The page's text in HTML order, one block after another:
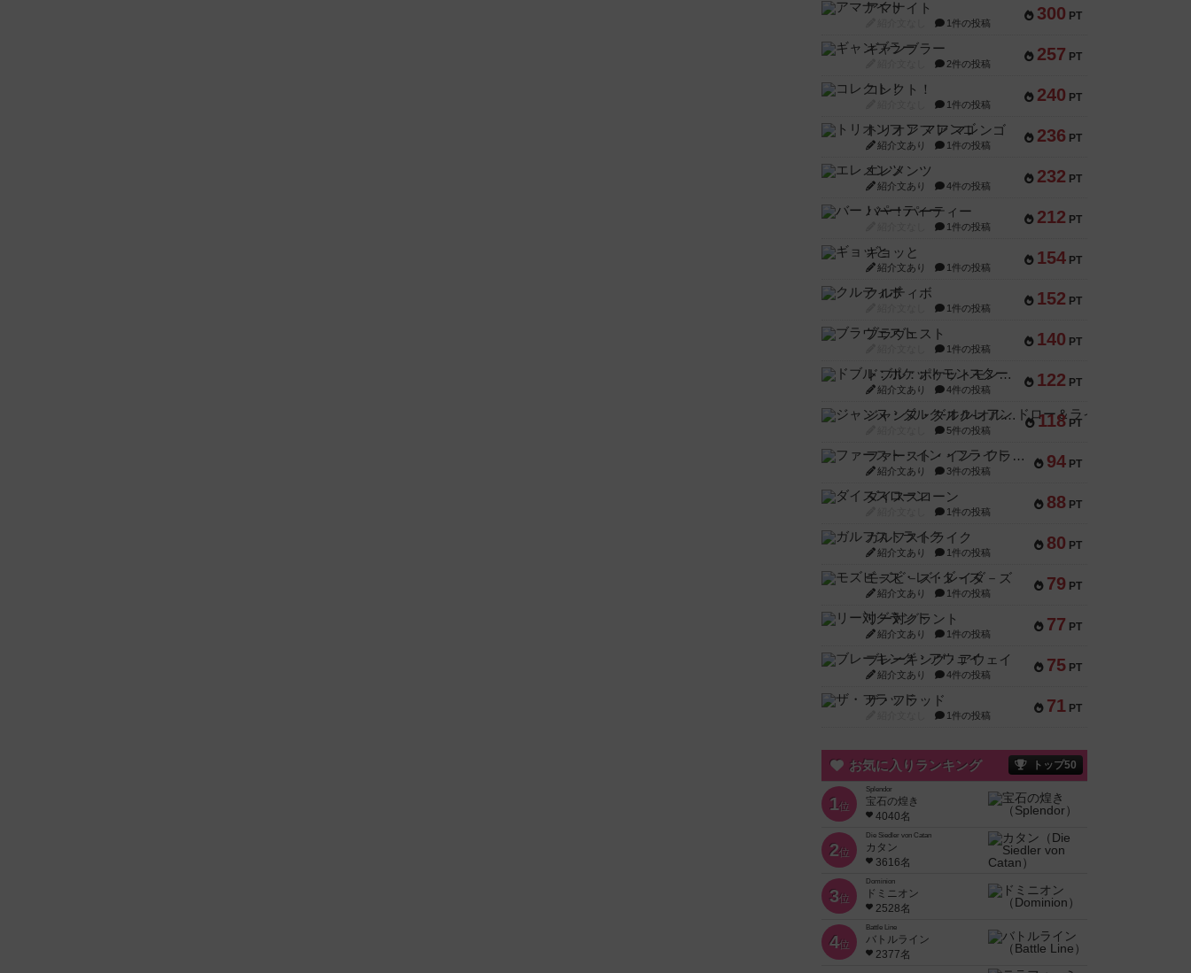
300 PT
アマナイト
1件の投稿
257 PT
ギャンブラー
2件の投稿
240 PT
コレクト！
1件の投稿
236 PT
トリオンフ ア マレンゴ
紹介文あり 1件の投稿
232 PT
エレメンツ
紹介文あり 4件の投稿
212 PT
バー！パーティー
1件の投稿
154 PT
ギョッと
紹介文あり 1件の投稿
152 PT
クルティボ
1件の投稿
140 PT
ブラヴェスト
1件の投稿
122 PT
ドブル：ポケットモンスター
紹介文あり 4件の投稿
118 PT
ジャンヌ・ダルク-オルレアン ドロー＆ライト
5件の投稿
94 PT
ファースト・イン・フライト
紹介文あり 3件の投稿
88 PT
ダイススローン
1件の投稿
80 PT
ガルフストライク
紹介文あり 1件の投稿
79 PT
モズビ－ズ・レイダ－ズ
紹介文あり 1件の投稿
77 PT
リー対グラント
紹介文あり 1件の投稿
75 PT
ブレーキング・アウェイ
紹介文あり 4件の投稿
71 PT
ザ・フラッド
1件の投稿
お気に入りランキング トップ50
1位
Splendor
宝石の煌き
4040名
2位
Die Siedler von Catan
カタン
3616名
3位
Dominion
ドミニオン
2528名
4位
Battle Line
バトルライン
2377名